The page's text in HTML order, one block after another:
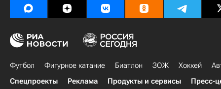
Футбол Фигурное катание Биатлон ЗОЖ Хоккей
Спецпроекты
Реклама Продукты и сервисы Пресс-